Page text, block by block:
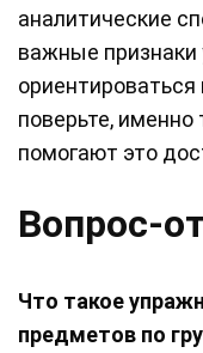
аналитические
важные
поверьте,
помогают это
Вопрос-
Что такое
предметов по